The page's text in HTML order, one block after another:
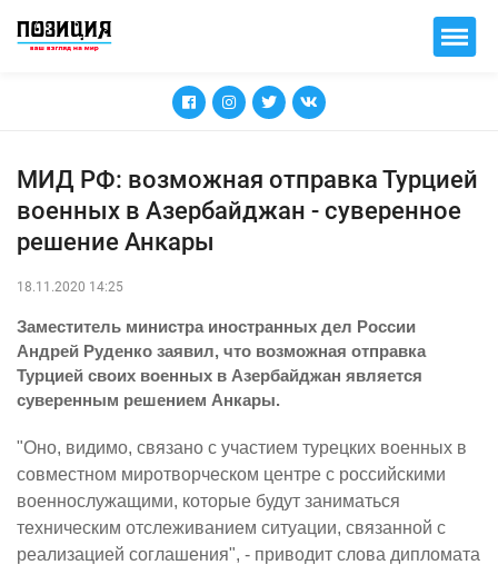
МИД РФ: возможная отправка Турцией
военных в Азербайджан - суверенное
решение Анкары
18.11.2020 14:25
Заместитель министра иностранных дел России
Андрей Руденко заявил, что возможная отправка
Турцией своих военных в Азербайджан является
суверенным решением Анкары.
"Оно, видимо, связано с участием турецких военных в
совместном миротворческом центре с российскими
военнослужащими, которые будут заниматься
техническим отслеживанием ситуации, связанной с
реализацией соглашения", - приводит слова дипломата